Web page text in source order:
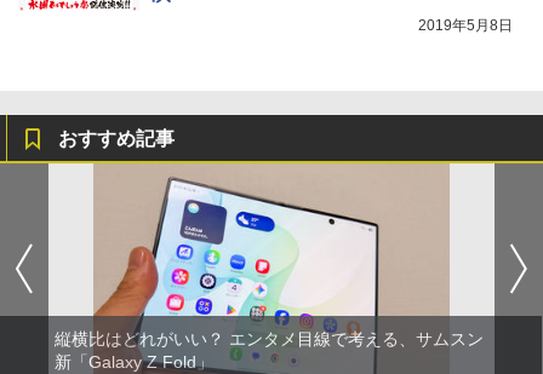
2019年5月8日
おすすめ記事
縦横比はどれがいい？ エンタメ目線で考える、サムスン
新「Galaxy Z Fold」